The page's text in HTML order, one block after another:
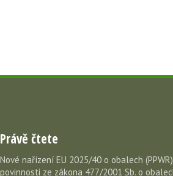
Právě čtete
Nové nařízení EU 2025/40 o obalech
povinnosti ze zákona 477/2001 Sb. o